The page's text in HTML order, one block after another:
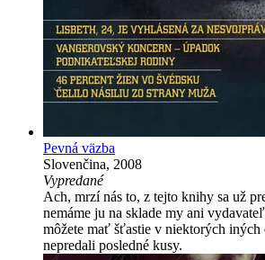
Pevná väzba
Slovenčina, 2008
Vypredané
Ach, mrzí nás to, z tejto knihy sa už
nemáme ju na sklade my ani
môžete mať šťastie v niektorých iných
nepredali posledné kusy.